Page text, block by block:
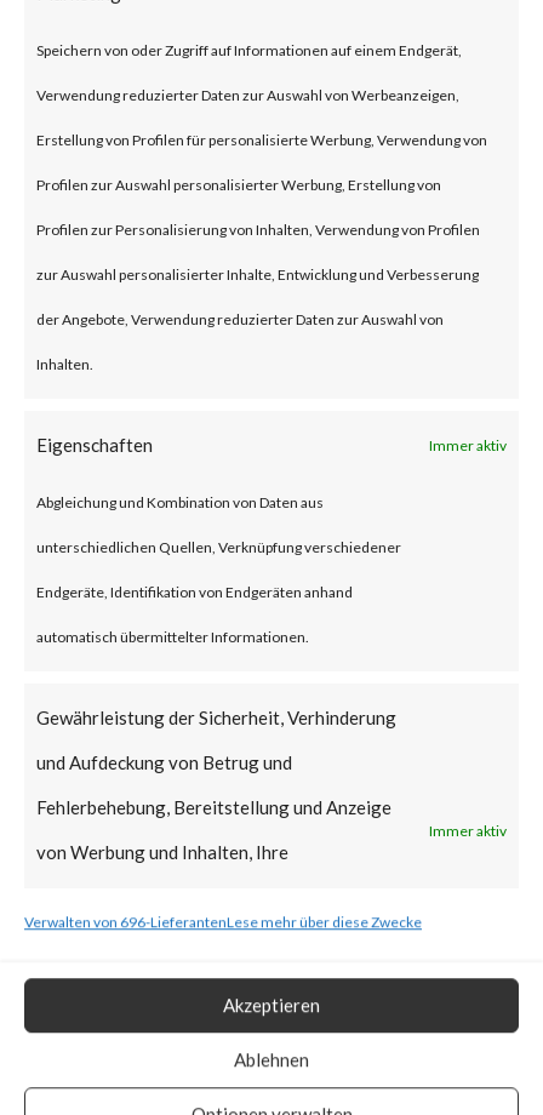
Speichern von oder Zugriff auf Informationen auf einem Endgerät,
Verwendung reduzierter Daten zur Auswahl von Werbeanzeigen,
Erstellung von Profilen für personalisierte Werbung, Verwendung von
Profilen zur Auswahl personalisierter Werbung, Erstellung von
Profilen zur Personalisierung von Inhalten, Verwendung von Profilen
zur Auswahl personalisierter Inhalte, Entwicklung und Verbesserung
der Angebote, Verwendung reduzierter Daten zur Auswahl von
Inhalten.
Eigenschaften Immer aktiv
Abgleichung und Kombination von Daten aus
unterschiedlichen Quellen, Verknüpfung verschiedener
Endgeräte, Identifikation von Endgeräten anhand
automatisch übermittelter Informationen.
Gewährleistung der Sicherheit, Verhinderung
und Aufdeckung von Betrug und
Fehlerbehebung, Bereitstellung und Anzeige
von Werbung und Inhalten, Ihre
Immer aktiv
Verwalten von 696-LieferantenLese mehr über diese Zwecke
Akzeptieren
Ablehnen
The attack is to exploit an OS
command injection vulnerability
which can lead to execute
arbitrary commands.
Why is this Significant?
worldwide that potentially are
has already added the
vulnerabilities on its Known
Exploited Vulnerabilities (KEV)
What is the Vendor Solution?
The vendor has provided
patches to address the
vulnerabilities.
What FortiGuard Coverage is